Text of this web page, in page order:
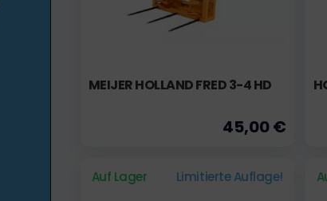
MEIJER HOLLAND FRED 3-4 HD
45,00 €
Auf Lager Limitierte Auflage!